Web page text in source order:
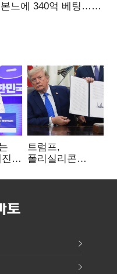
느에 340억 베팅…
트럼프,
폴리실리콘
관세…"미 산업